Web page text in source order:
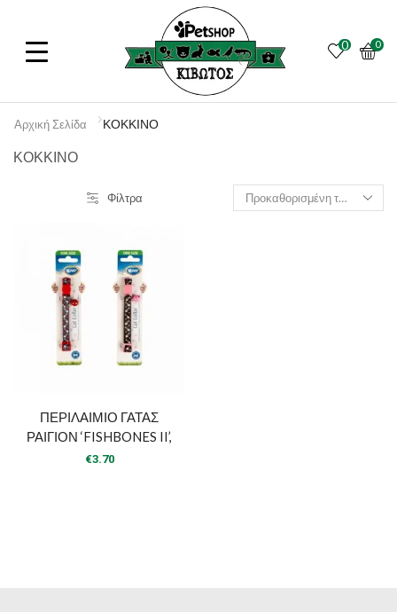
0 0
Αρχική Σελίδα ΚΟΚΚΙΝΟ
ΚΟΚΚΙΝΟ
Φίλτρα
ΠΕΡΙΛΑΙΜΙΟ ΓΑΤΑΣ
ΡΑΙΓΙΟΝ ‘FISHBONES II’,
€3.70